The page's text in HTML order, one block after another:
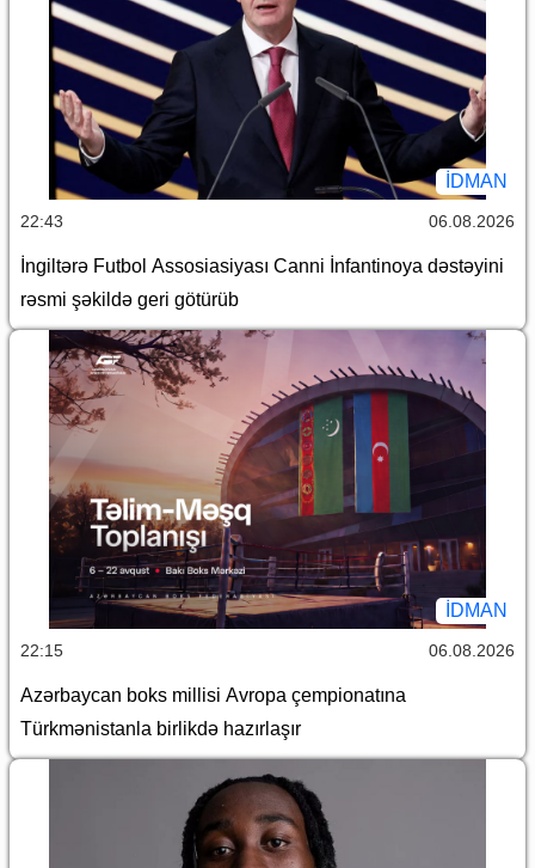
İDMAN
22:43 06.08.2026
İngiltərə Futbol Assosiasiyası Canni İnfantinoya dəstəyini
rəsmi şəkildə geri götürüb
İDMAN
22:15 06.08.2026
Azərbaycan boks millisi Avropa çempionatına
Türkmənistanla birlikdə hazırlaşır